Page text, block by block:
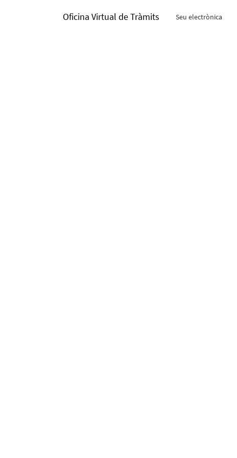
Oficina Virtual de Tràmits Seu electrònica